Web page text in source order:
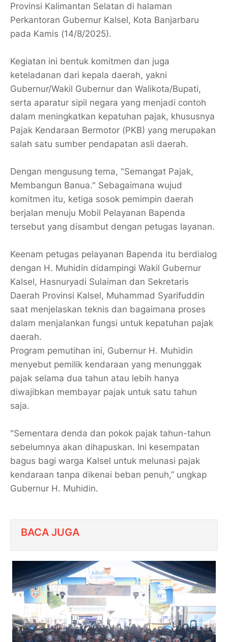
Provinsi Kalimantan Selatan di halaman
Perkantoran Gubernur Kalsel, Kota Banjarbaru
pada Kamis (14/8/2025).
Kegiatan ini bentuk komitmen dan juga
keteladanan dari kepala daerah, yakni
Gubernur/Wakil Gubernur dan Walikota/Bupati,
serta aparatur sipil negara yang menjadi contoh
dalam meningkatkan kepatuhan pajak, khususnya
Pajak Kendaraan Bermotor (PKB) yang merupakan
salah satu sumber pendapatan asli daerah.
Dengan mengusung tema, "Semangat Pajak,
Membangun Banua." Sebagaimana wujud
komitmen itu, ketiga sosok pemimpin daerah
berjalan menuju Mobil Pelayanan Bapenda
tersebut yang disambut dengan petugas layanan.
Keenam petugas pelayanan Bapenda itu berdialog
dengan H. Muhidin didampingi Wakil Gubernur
Kalsel, Hasnuryadi Sulaiman dan Sekretaris
Daerah Provinsi Kalsel, Muhammad Syarifuddin
saat menjelaskan teknis dan bagaimana proses
dalam menjalankan fungsi untuk kepatuhan pajak
daerah.
Program pemutihan ini, Gubernur H. Muhidin
menyebut pemilik kendaraan yang menunggak
pajak selama dua tahun atau lebih hanya
diwajibkan membayar pajak untuk satu tahun
saja.
"Sementara denda dan pokok pajak tahun-tahun
sebelumnya akan dihapuskan. Ini kesempatan
bagus bagi warga Kalsel untuk melunasi pajak
kendaraan tanpa dikenai beban penuh,” ungkap
Gubernur H. Muhidin.
BACA JUGA